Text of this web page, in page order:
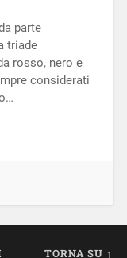
parte
triade
rosso, nero e
considerati
TORNA SU ↑